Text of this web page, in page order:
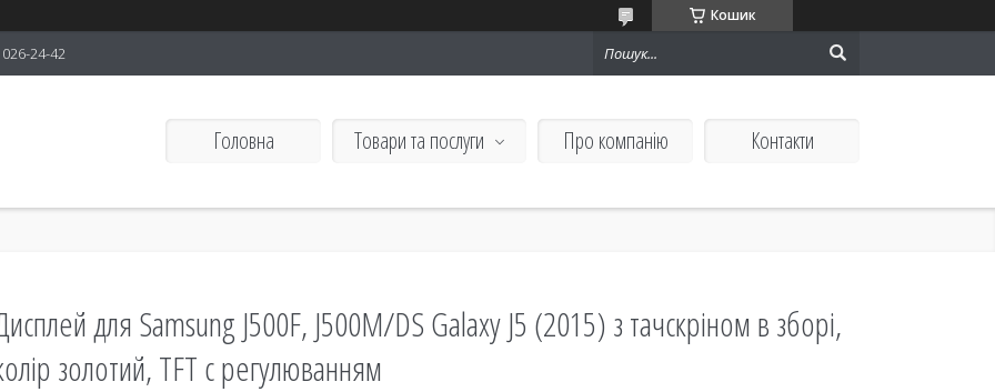
Кошик
24-42
Головна Товари та послуги Про компанію Контакти
для Samsung J500F, J500M/DS Galaxy J5 (2015) з тачскріном в зборі,
золотий, TFT c регулюванням